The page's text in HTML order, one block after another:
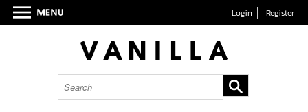
Login Register